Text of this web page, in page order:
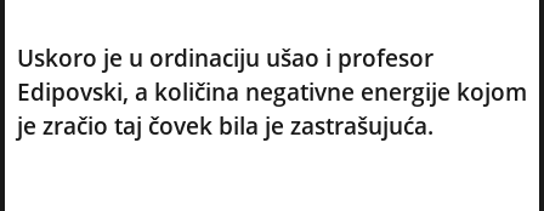
Uskoro je u ordinaciju ušao i profesor
Edipovski, a količina negativne energije kojom
je zračio taj čovek bila je zastrašujuća.